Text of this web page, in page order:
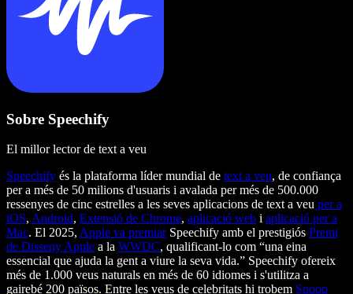
Sobre Speechify
El millor lector de text a veu
Speechify és la plataforma líder mundial de text a veu, de confiança
per a més de 50 milions d'usuaris i avalada per més de 500.000
ressenyes de cinc estrelles a les seves aplicacions de text a veu per a
iOS, Android, Extensió de Chrome, aplicació web i aplicació per a
Mac. El 2025, Apple va premiarSpeechify amb el prestigiós Premi
de Disseny Apple a la WWDC, qualificant-lo com “una eina
essencial que ajuda la gent a viure la seva vida.” Speechify ofereix
més de 1.000 veus naturals en més de 60 idiomes i s'utilitza a
gairebé 200 països. Entre les veus de celebritats hi trobem Snoop